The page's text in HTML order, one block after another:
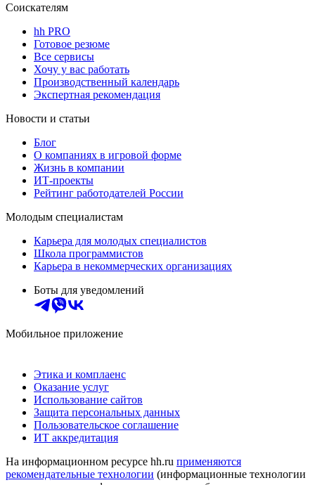
Соискателям
hh PRO
Готовое резюме
Все сервисы
Хочу у вас работать
Производственный календарь
Экспертная рекомендация
Новости и статьи
Блог
О компаниях в игровой форме
Жизнь в компании
ИТ-проекты
Рейтинг работодателей России
Молодым специалистам
Карьера для молодых специалистов
Школа программистов
Карьера в некоммерческих организациях
Боты для уведомлений
Мобильное приложение
Этика и комплаенс
Оказание услуг
Использование сайтов
Защита персональных данных
Пользовательское соглашение
ИТ аккредитация
На информационном ресурсе hh.ru применяются
рекомендательные технологии (информационные технологии